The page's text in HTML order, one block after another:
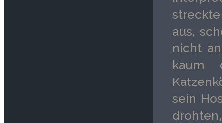
aus,
nicht
kaum
sein